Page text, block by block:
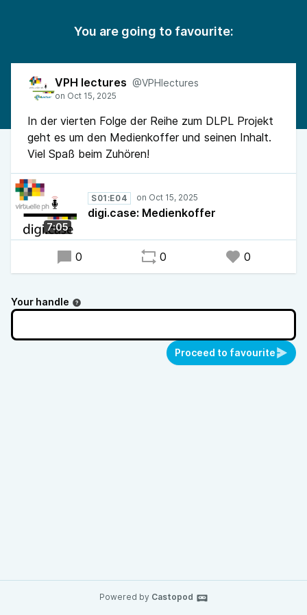
You are going to favourite:
VPH lectures @VPHlectures
In der vierten Folge der Reihe zum DLPL Projekt
geht es um den Medienkoffer und seinen Inhalt.
Viel Spaß beim Zuhören!
7:05
S01:E04
digi.case: Medienkoffer
0 0 0
Your handle
Proceed to favourite
Powered by Castopod